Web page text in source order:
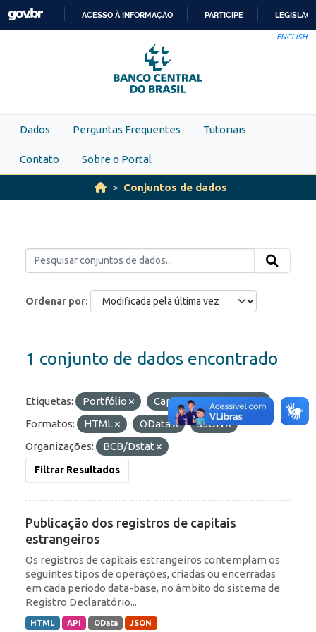
Skip to main content
PARA
O
CONTEÚDO
ACESSO À INFORMAÇÃO PARTICIPE
ENGLISH
Dados Perguntas Frequentes Tutoriais
Contato Sobre o Portal
Conjuntos de dados
Ordenar por
1 conjunto de dados encontrado
Etiquetas: Portfólio
Capitais Estrangeiros
Formatos:
HTML OData
JSON
Organizações:
BCB/Dstat
Filtrar Resultados
Publicação dos registros de capitais
estrangeiros
Os registros de capitais estrangeiros contemplam os
seguintes tipos de operações, criadas ou encerradas
em cada período data-base, no âmbito do sistema de
Registro Declaratório...
HTML API OData JSON